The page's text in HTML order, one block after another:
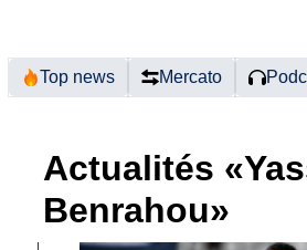
Top news Mercato
Actualités
Benrahou»